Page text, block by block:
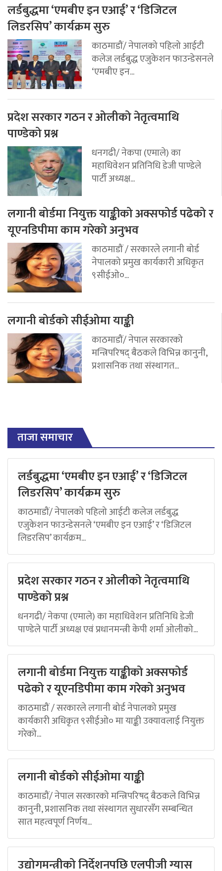
लर्डबुद्धमा ‘एमबीए इन एआई’ र ‘डिजिटल
लिडरसिप’ कार्यक्रम सुरु
काठमाडौं/ नेपालको पहिलो आईटी
कलेज लर्डबुद्ध एजुकेशन फाउन्डेसनले
‘एमबीए इन...
प्रदेश सरकार गठन र ओलीको नेतृत्वमाथि
पाण्डेको प्रश्न
धनगढी/ नेकपा (एमाले) का
महाधिवेशन प्रतिनिधि डेजी पाण्डेले
पार्टी अध्यक्ष...
लगानी बोर्डमा नियुक्त याङ्कीको अक्सफोर्ड पढेको र
यूएनडिपीमा काम गरेको अनुभव
काठमाडौं / सरकारले लगानी बोर्ड
नेपालको प्रमुख कार्यकारी अधिकृत
९सीईओ०...
लगानी बोर्डको सीईओमा याङ्की
काठमाडौं/ नेपाल सरकारको
मन्त्रिपरिषद् बैठकले विभिन्न कानुनी,
प्रशासनिक तथा संस्थागत...
ताजा समाचार
लर्डबुद्धमा ‘एमबीए इन एआई’ र ‘डिजिटल
लिडरसिप’ कार्यक्रम सुरु
काठमाडौं/ नेपालको पहिलो आईटी कलेज लर्डबुद्ध
एजुकेशन फाउन्डेसनले ‘एमबीए इन एआई’ र ‘डिजिटल
लिडरसिप’ कार्यक्रम...
प्रदेश सरकार गठन र ओलीको नेतृत्वमाथि
पाण्डेको प्रश्न
धनगढी/ नेकपा (एमाले) का महाधिवेशन प्रतिनिधि डेजी
पाण्डेले पार्टी अध्यक्ष एवं प्रधानमन्त्री केपी शर्मा ओलीको...
लगानी बोर्डमा नियुक्त याङ्कीको अक्सफोर्ड
पढेको र यूएनडिपीमा काम गरेको अनुभव
काठमाडौं / सरकारले लगानी बोर्ड नेपालको प्रमुख
कार्यकारी अधिकृत ९सीईओ० मा याङ्की उक्यावलाई नियुक्त
गरेको...
लगानी बोर्डको सीईओमा याङ्की
काठमाडौं/ नेपाल सरकारको मन्त्रिपरिषद् बैठकले विभिन्न
कानुनी, प्रशासनिक तथा संस्थागत सुधारसँग सम्बन्धित
सात महत्वपूर्ण निर्णय...
उद्योगमन्त्रीको निर्देशनपछि एलपीजी ग्यास